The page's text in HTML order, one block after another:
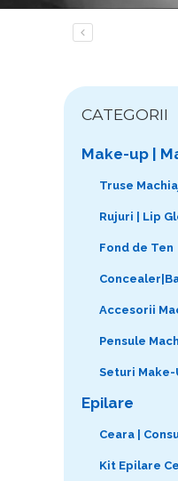
CATEGORII
Make-up |
Truse
Rujuri | Lip
Fond de Ten
Accesorii
Pensule
Seturi Make-
Epilare
Ceara |
Kit Epilare